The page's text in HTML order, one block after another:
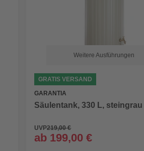
Weitere Ausführungen
GRATIS VERSAND
GARANTIA
Säulentank, 330 L, steingrau
UVP219,00 €
ab 199,00 €